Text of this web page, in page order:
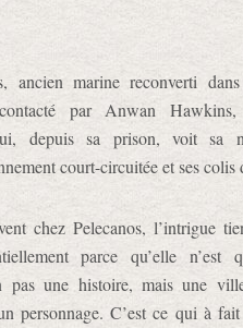
ancien marine reconverti dans
par Anwan
depuis sa prison, voit sa
court-circuitée et ses colis
chez Pelecanos, l’intrigue
parce qu’elle n’est
pas une histoire, mais une
personnage. C’est ce qui à